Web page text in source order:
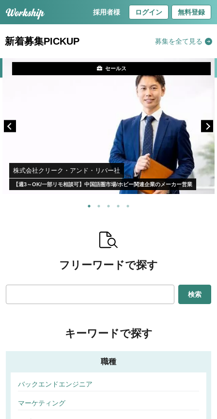
採用者様 ログイン 無料登録
新着募集PICKUP 募集を全て見る
株式会社クリーク・アンド・リバー社
【週3～OK/一部リモ相談可】中国語圏市場/ホビー関連企業のメーカー営業
セールス
フリーワードで探す
検索
キーワードで探す
職種
バックエンドエンジニア
マーケティング